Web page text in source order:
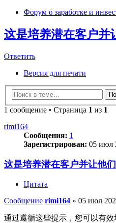
Форум о заработке и
这是培养潜在客户并
Ответить
Версия для печати
1 сообщение • Страница 1 из 1
rimi164
Сообщения: 1
Зарегистрирован: 05 июл
这是培养潜在客户并让他
Цитата
Сообщение rimi164 » 05 июл
通过遵循这些提示，您可以有